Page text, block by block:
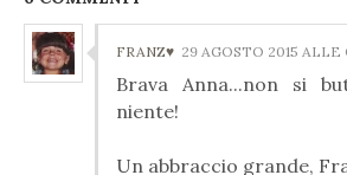
FRANZ♥ 29 AGOSTO 2015 ALLE
Brava Anna...non si
niente!
Un abbraccio grande,